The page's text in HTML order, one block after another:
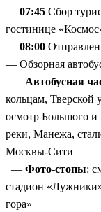
Золотое кольцо в
коллекцию
При этом без
послушать гида, и
Архитектура
идти в музей,
каждая церковь —
стен, которые
Свобода внутри
группы и гулять
экскурсии? Тоже
путешествия
— 07:45 Сбор
гостинице
— 08:00
— Обзорная
— Автобусная
кольцам, Тверской
осмотр Большого
реки, Манежа,
Москвы-Сити
— Фото-стопы:
стадион
гора»